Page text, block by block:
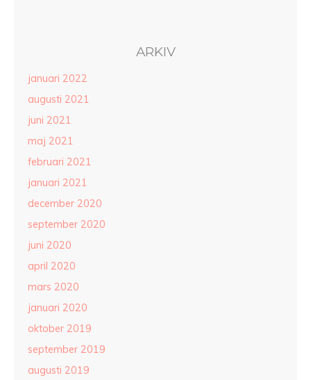
ARKIV
januari 2022
augusti 2021
juni 2021
maj 2021
februari 2021
januari 2021
december 2020
september 2020
juni 2020
april 2020
mars 2020
januari 2020
oktober 2019
september 2019
augusti 2019